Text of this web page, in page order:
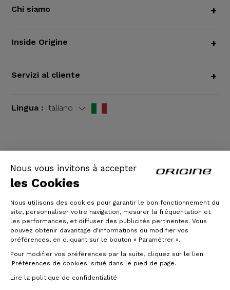
Nous vous invitons à accepter
les Cookies
Nous utilisons des cookies pour garantir le bon fonctionnement du
site, personnaliser votre navigation, mesurer la fréquentation et
les performances, et diffuser des publicités pertinentes. Vous
pouvez obtenir davantage d'informations ou modifier vos
préférences, en cliquant sur le bouton « Paramétrer ».
Pour modifier vos préférences par la suite, cliquez sur le lien
'Préférences de cookies' situé dans le pied de page.
Lire la politique de confidentialité
Chi siamo +
Inside Origine +
Servizi al cliente +
Lingua : Italiano
TERMINI E CONDIZIONI GENERALI
legali
© Origine Cycles